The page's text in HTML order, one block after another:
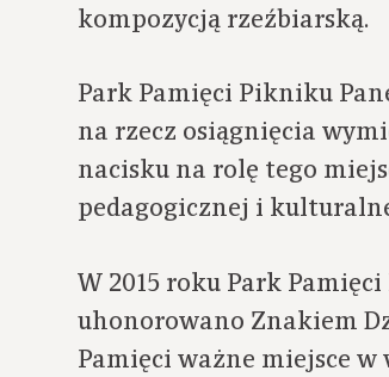
kompozycją rzeźbiarską.
Park Pamięci Pikniku
na rzecz osiągnięcia
nacisku na rolę tego
pedagogicznej i
W 2015 roku Park
uhonorowano Znakiem
Pamięci ważne miejsce